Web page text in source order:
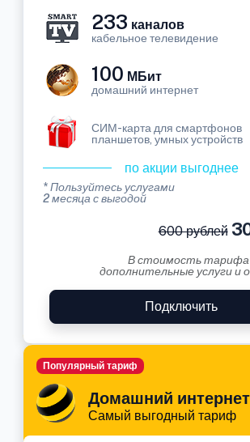
233 каналов
кабельное телевидение
100 МБит
домашний интернет
СИМ-карта для смартфонов
планшетов, умных устройств
по акции выгоднее
* Пользуйтесь услугами
2 месяца с выгодой
600 рублей
В стоимость тарифа
дополнительные услуги и
Подключить
Домашний интернет
Самый выгодный тариф
Популярный тариф